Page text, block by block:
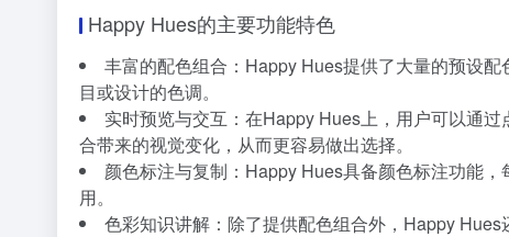
Happy Hues的主要功能特色
丰富的配色组合：Happy Hues提供了大量的预设
目或设计的色调。
实时预览与交互：在Happy Hues上，用户可以通
合带来的视觉变化，从而更容易做出选择。
颜色标注与复制：Happy Hues具备颜色标注功能
用。
色彩知识讲解：除了提供配色组合外，Happy